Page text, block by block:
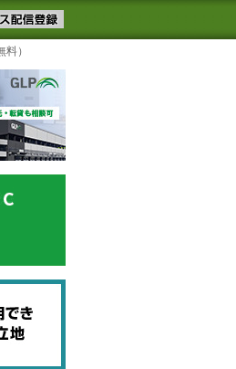
ニュースメール配信を登録す
ーマ
）